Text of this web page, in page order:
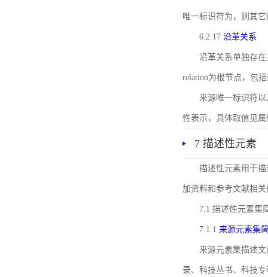
唯一标识符为，则其
6.2.17 沿革关系
沿革关系单独存
relation为根节点，包
来源唯一标识符以
性表示，具体取值见属
7 描述性元素
描述性元素用于
加资料和参考文献相
7.1 描述性元素集
7.1.1 来源元素集
来源元素集描述
录、科技丛书、科技